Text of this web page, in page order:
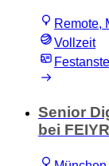
Remote,
Vollzeit
Senior
bei FEIYR